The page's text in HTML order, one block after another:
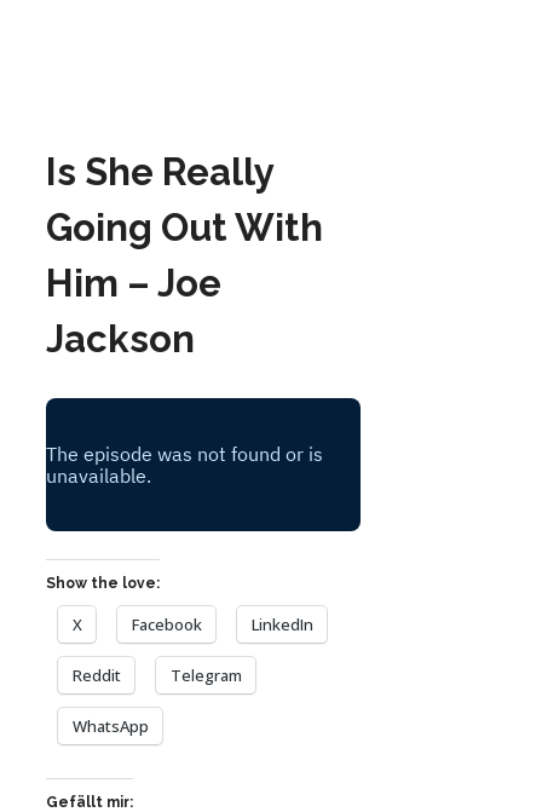
Is She Really
Going Out With
Him – Joe
Jackson
Show the love:
X Facebook LinkedIn
Reddit Telegram
WhatsApp
Gefällt mir: